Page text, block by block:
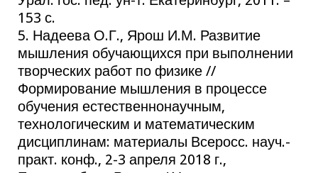
153 с.
5. Надеева О.Г., Ярош И.М. Развитие
мышления обучающихся при выполнении
творческих работ по физике //
Формирование мышления в процессе
обучения естественнонаучным,
технологическим и математическим
дисциплинам: материалы Всеросс. науч.-
практ. конф., 2-3 апреля 2018 г.,